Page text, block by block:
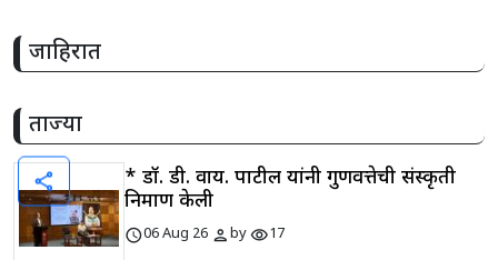
जाहिरात
ताज्या
* डॉ. डी. वाय. पाटील यांनी गुणवत्तेची संस्कृती
निर्माण केली
schedule06 Aug 26 personbyvisibility17
share